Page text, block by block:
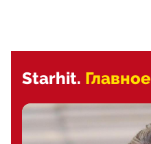
Starhit. Главное